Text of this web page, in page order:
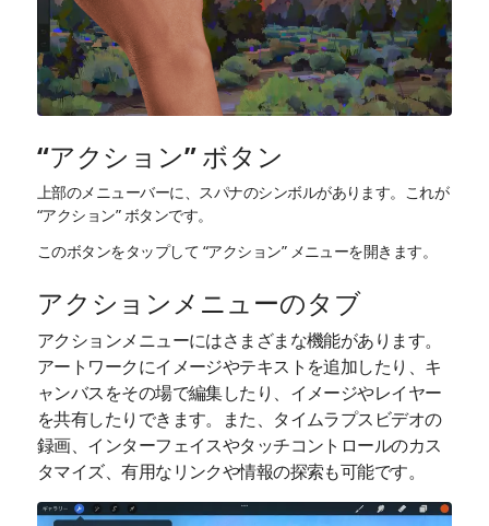
“アクション” ボタン
上部のメニューバーに、スパナのシンボルがあります。これが
“アクション” ボタンです。
このボタンをタップして “アクション” メニューを開きます。
アクションメニューのタブ
アクションメニューにはさまざまな機能があります。
アートワークにイメージやテキストを追加したり、キ
ャンバスをその場で編集したり、イメージやレイヤー
を共有したりできます。また、タイムラプスビデオの
録画、インターフェイスやタッチコントロールのカス
タマイズ、有用なリンクや情報の探索も可能です。